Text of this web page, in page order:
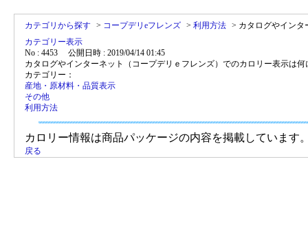
カテゴリから探す > コープデリeフレンズ > 利用方法 > カタログやイン
カテゴリー表示
No : 4453
公開日時 : 2019/04/14 01:45
カタログやインターネット（コープデリｅフレンズ）でのカロリー表示は
カテゴリー：
産地・原材料・品質表示
その他
利用方法
カロリー情報は商品パッケージの内容を掲載しています
戻る